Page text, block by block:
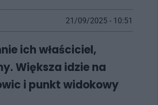
21/09/2025 - 10:51
ich właściciel,
Większa idzie na
i punkt widokowy